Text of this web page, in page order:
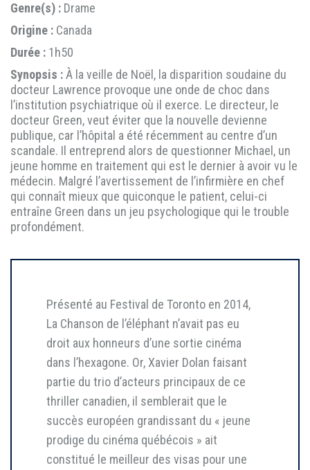
Genre(s) : Drame
Origine : Canada
Durée : 1h50
Synopsis :À la veille de Noël, la disparition soudaine du
docteur Lawrence provoque une onde de choc dans
l’institution psychiatrique où il exerce. Le directeur, le
docteur Green, veut éviter que la nouvelle devienne
publique, car l’hôpital a été récemment au centre d’un
scandale. Il entreprend alors de questionner Michael, un
jeune homme en traitement qui est le dernier à avoir vu le
médecin. Malgré l’avertissement de l’infirmière en chef
qui connaît mieux que quiconque le patient, celui-ci
entraîne Green dans un jeu psychologique qui le trouble
profondément.
Présenté au Festival de Toronto en 2014,
La Chanson de l’éléphant n’avait pas eu
droit aux honneurs d’une sortie cinéma
dans l’hexagone. Or, Xavier Dolan faisant
partie du trio d’acteurs principaux de ce
thriller canadien, il semblerait que le
succès européen grandissant du « jeune
prodige du cinéma québécois » ait
constitué le meilleur des visas pour une